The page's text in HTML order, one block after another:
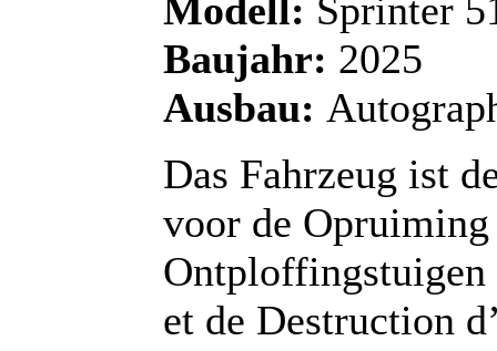
Modell: Sprinter
Baujahr: 2025
Ausbau:
Das Fahrzeug ist
voor de
Ontploffingstuigen
et de Destruction